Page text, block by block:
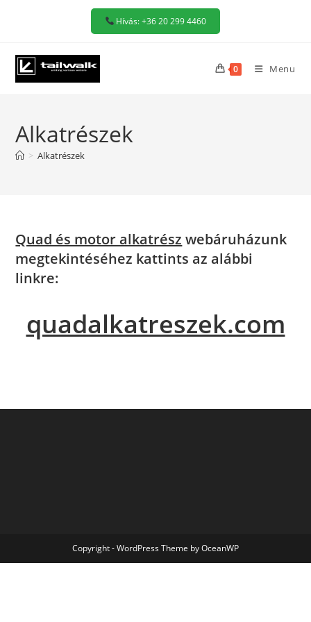
Hívás: +36 20 299 4460
0 Menu
Alkatrészek
> Alkatrészek
Quad és motor alkatrész webáruházunk
megtekintéséhez kattints az alábbi
linkre:
quadalkatreszek.com
Copyright - WordPress Theme by OceanWP